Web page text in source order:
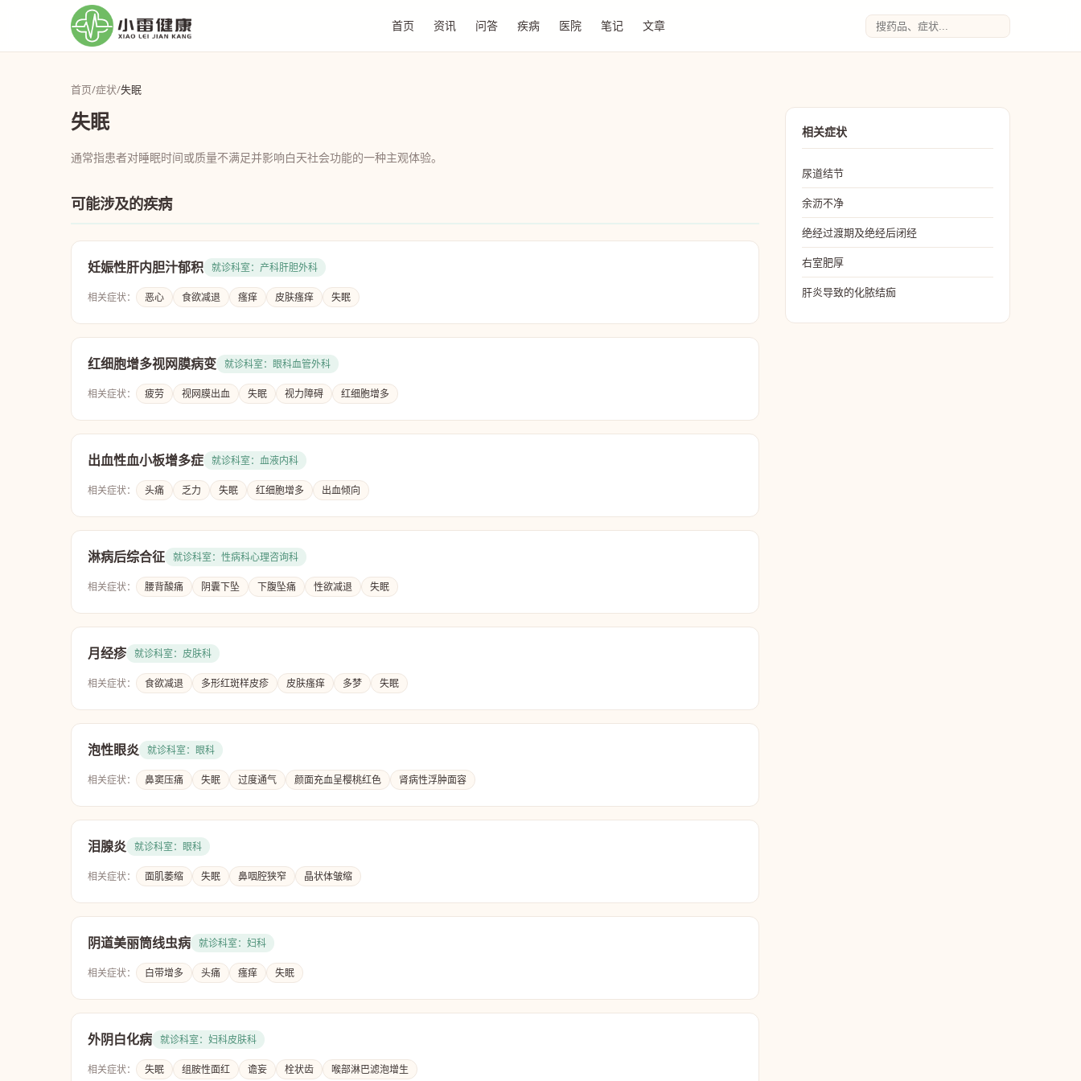
首页 资讯 问答 疾病 医院 笔记 文章
首页/症状/失眠
失眠
通常指患者对睡眠时间或质量不满足并影响白天社会功能的一种主观体验。
可能涉及的疾病
妊娠性肝内胆汁郁积 就诊科室：产科肝胆外科
相关症状： 恶心 食欲减退 瘙痒 皮肤瘙痒 失眠
红细胞增多视网膜病变 就诊科室：眼科血管外科
相关症状： 疲劳 视网膜出血 失眠 视力障碍 红细胞增多
出血性血小板增多症 就诊科室：血液内科
相关症状： 头痛 乏力 失眠 红细胞增多 出血倾向
淋病后综合征 就诊科室：性病科心理咨询科
相关症状： 腰背酸痛 阴囊下坠 下腹坠痛 性欲减退 失眠
月经疹 就诊科室：皮肤科
相关症状： 食欲减退 多形红斑样皮疹 皮肤瘙痒 多梦 失眠
泡性眼炎 就诊科室：眼科
相关症状： 鼻窦压痛 失眠 过度通气 颜面充血呈樱桃红色 肾病性浮肿面容
泪腺炎 就诊科室：眼科
相关症状： 面肌萎缩 失眠 鼻咽腔狭窄 晶状体皱缩
阴道美丽筒线虫病 就诊科室：妇科
相关症状： 白带增多 头痛 瘙痒 失眠
外阴白化病 就诊科室：妇科皮肤科
相关症状： 失眠 组胺性面红 谵妄 栓状齿 喉部淋巴滤泡增生
相关症状
尿道结节
余沥不净
绝经过渡期及绝经后闭经
右室肥厚
肝炎导致的化脓结痂